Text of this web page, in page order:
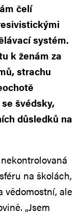
čelí
systém.
k ženám za
strachu
švédsky,
důsledků na
na školách,
vědomostní, ale
„Jsem